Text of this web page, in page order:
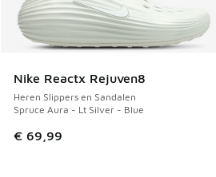
Nike Reactx Rejuven8
Heren Slippers en Sandalen
Spruce Aura - Lt Silver - Blue
€ 69,99